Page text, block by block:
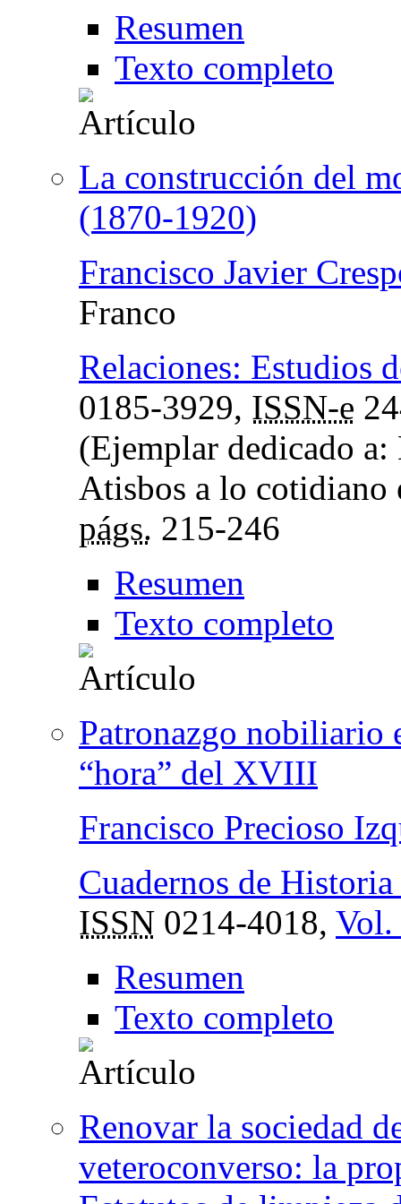
Resumen
Texto completo
La construcción del
(1870-1920)
Francisco Javier
Franco
Relaciones: Estudios
0185-3929, ISSN-e
(Ejemplar dedicado
Atisbos a lo cotidiano
págs. 215-246
Resumen
Texto completo
Patronazgo nobiliario
“hora” del XVIII
Francisco Precioso
Cuadernos de
ISSN 0214-4018, Vol.
Resumen
Texto completo
Renovar la sociedad
veteroconverso: la